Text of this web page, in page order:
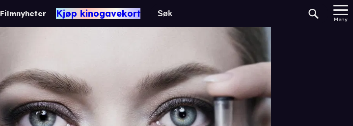
Filmnyheter Kjøp kinogavekort
Meny